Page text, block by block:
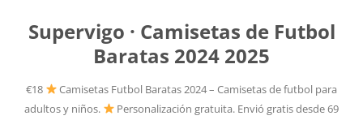
Supervigo · Camisetas de Futbol
Baratas 2024 2025
€18
Camisetas Futbol Baratas 2024 – Camisetas de futbol para
adultos y niños.
Personalización gratuita. Envió gratis desde 69